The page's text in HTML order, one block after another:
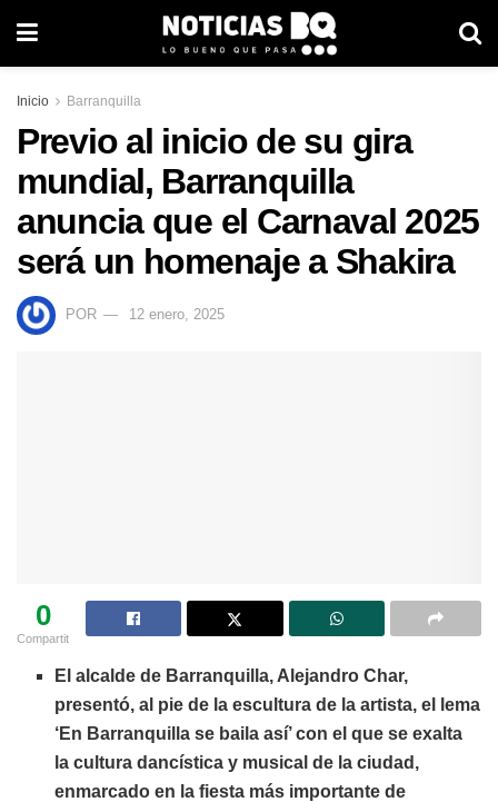
Inicio Barranquilla
Previo al inicio de su gira
mundial, Barranquilla
anuncia que el Carnaval 2025
será un homenaje a Shakira
POR 12 enero, 2025
0
Compartit
El alcalde de Barranquilla, Alejandro Char,
presentó, al pie de la escultura de la artista, el lema
‘En Barranquilla se baila así’ con el que se exalta
la cultura dancística y musical de la ciudad,
enmarcado en la fiesta más importante de